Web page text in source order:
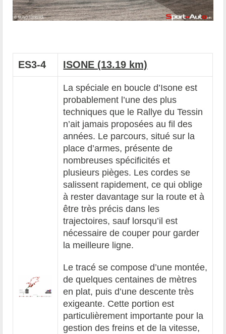
ES3-4 ISONE (13.19 km)
La spéciale en boucle d’Isone est
probablement l’une des plus
techniques que le Rallye du Tessin
n’ait jamais proposées au fil des
années. Le parcours, situé sur la
place d’armes, présente de
nombreuses spécificités et
plusieurs pièges. Les cordes se
salissent rapidement, ce qui oblige
à rester davantage sur la route et à
être très précis dans les
trajectoires, sauf lorsqu’il est
nécessaire de couper pour garder
la meilleure ligne.
Le tracé se compose d’une montée,
de quelques centaines de mètres
en plat, puis d’une descente très
exigeante. Cette portion est
particulièrement importante pour la
gestion des freins et de la vitesse,